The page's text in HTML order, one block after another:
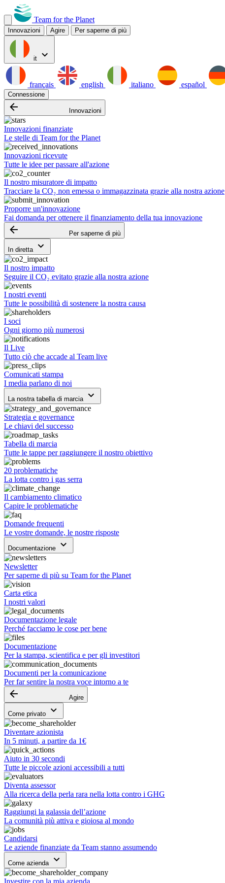
Team for the Planet
Innovazioni Agire Per saperne di più
it expand_more
français english italiano español
Connessione
arrow_backward Innovazioni
Innovazioni finanziate
Le stelle di Team for the Planet
Innovazioni ricevute
Tutte le idee per passare all'azione
Il nostro misuratore di impatto
Tracciare la CO₂ non emessa o immagazzinata grazie alla nostra azione
Proporre un'innovazione
Fai domanda per ottenere il finanziamento della tua innovazione
arrow_backward Per saperne di più
In diretta keyboard_arrow_down
Il nostro impatto
Seguire il CO₂ evitato grazie alla nostra azione
I nostri eventi
Tutte le possibilità di sostenere la nostra causa
I soci
Ogni giorno più numerosi
Il Live
Tutto ciò che accade al Team live
Comunicati stampa
I media parlano di noi
La nostra tabella di marcia keyboard_arrow_down
Strategia e governance
Le chiavi del successo
Tabella di marcia
Tutte le tappe per raggiungere il nostro obiettivo
20 problematiche
La lotta contro i gas serra
Il cambiamento climatico
Capire le problematiche
Domande frequenti
Le vostre domande, le nostre risposte
Documentazione keyboard_arrow_down
Newsletter
Per saperne di più su Team for the Planet
Carta etica
I nostri valori
Documentazione legale
Perché facciamo le cose per bene
Documentazione
Per la stampa, scientifica e per gli investitori
Documenti per la comunicazione
Per far sentire la nostra voce intorno a te
arrow_backward Agire
Come privato keyboard_arrow_down
Diventare azionista
In 5 minuti, a partire da 1€
Aiuto in 30 secondi
Tutte le piccole azioni accessibili a tutti
Diventa assessor
Alla ricerca della perla rara nella lotta contro i GHG
Raggiungi la galassia dell’azione
La comunità più attiva e gioiosa al mondo
Candidarsi
Le aziende finanziate da Team stanno assumendo
Come azienda keyboard_arrow_down
Investire con la mia azienda